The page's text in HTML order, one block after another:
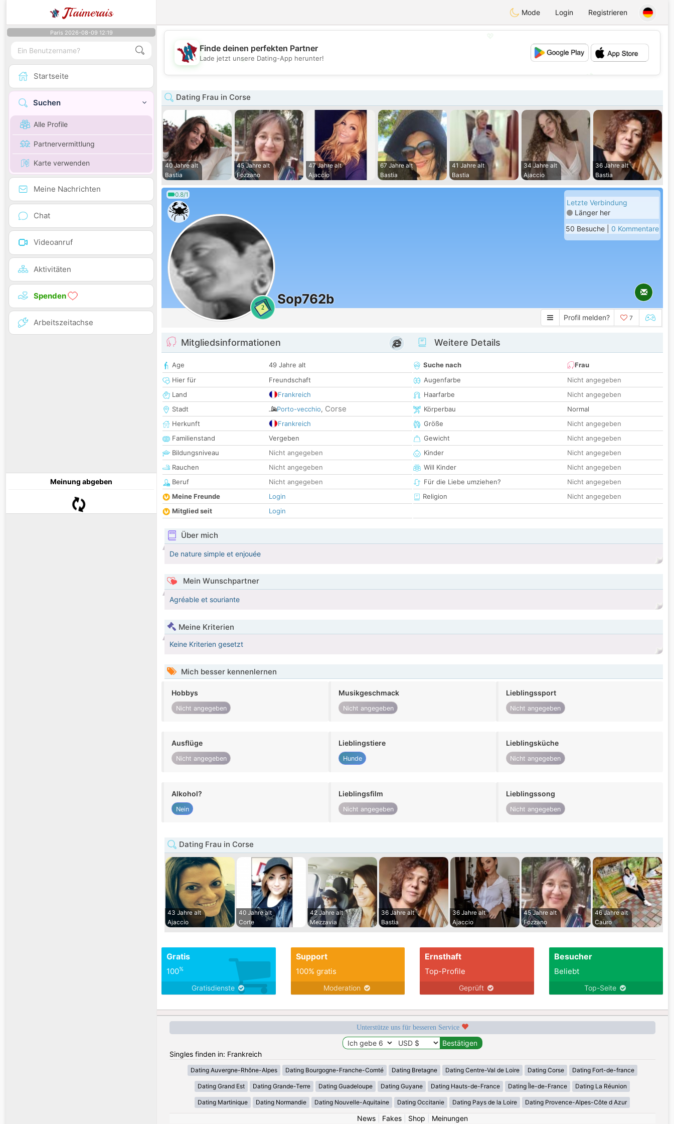
JTaimerais Mode Login Registrieren
Paris 2026-08-09 12:19
Startseite
Suchen
Alle Profile
Partnervermittlung
Karte verwenden
Meine Nachrichten
Chat
Videoanruf
Aktivitäten
Spenden
Arbeitszeitachse
Meinung abgeben
💖
💕
Finde deinen perfekten Partner
Lade jetzt unsere Dating-App herunter!
Dating Frau in Corse
40 Jahre alt
Bastia
45 Jahre alt
Fozzano
47 Jahre alt
Ajaccio
67 Jahre alt
Bastia
41 Jahre alt
Bastia
34 Jahre alt
Ajaccio
36 Jahre alt
Bastia
0.8/1
2
Sop762b
Letzte Verbindung
Länger her
50 Besuche | 0 Kommentare
Profil melden? 7
Mitgliedsinformationen
Age
49 Jahre alt
Hier für
Freundschaft
Land
Frankreich
Stadt
Porto-vecchio, Corse
Herkunft
Frankreich
Familienstand
Vergeben
Bildungsniveau
Nicht angegeben
Rauchen
Nicht angegeben
Beruf
Nicht angegeben
Meine Freunde
Login
Mitglied seit
Login
Weitere Details
Suche nach
Frau
Augenfarbe
Nicht angegeben
Haarfarbe
Nicht angegeben
Körperbau
Normal
Größe
Nicht angegeben
Gewicht
Nicht angegeben
Kinder
Nicht angegeben
Will Kinder
Nicht angegeben
Für die Liebe umziehen?
Nicht angegeben
Religion
Nicht angegeben
Über mich
De nature simple et enjouée
Mein Wunschpartner
Agréable et souriante
Meine Kriterien
Keine Kriterien gesetzt
Mich besser kennenlernen
Hobbys
Nicht angegeben
Musikgeschmack
Nicht angegeben
Lieblingssport
Nicht angegeben
Ausflüge
Nicht angegeben
Lieblingstiere
Hunde
Lieblingsküche
Nicht angegeben
Alkohol?
Nein
Lieblingsfilm
Nicht angegeben
Lieblingssong
Nicht angegeben
Dating Frau in Corse
43 Jahre alt
Ajaccio
40 Jahre alt
Corte
42 Jahre alt
Mezzavia
36 Jahre alt
Bastia
36 Jahre alt
Ajaccio
45 Jahre alt
Fozzano
46 Jahre alt
Cauro
Gratis
100%
Gratisdienste
Support
100% gratis
Moderation
Ernsthaft
Top-Profile
Geprüft
Besucher
Beliebt
Top-Seite
Unterstütze uns für besseren Service
Singles finden in: Frankreich
Dating Auvergne-Rhône-Alpes Dating Bourgogne-Franche-Comté Dating Bretagne Dating Centre-Val de Loire Dating Corse Dating Fort-de-france
Dating Grand Est Dating Grande-Terre Dating Guadeloupe Dating Guyane Dating Hauts-de-France Dating Île-de-France Dating La Réunion
Dating Martinique Dating Normandie Dating Nouvelle-Aquitaine Dating Occitanie Dating Pays de la Loire Dating Provence-Alpes-Côte d Azur
News| Fakes| Shop Meinungen